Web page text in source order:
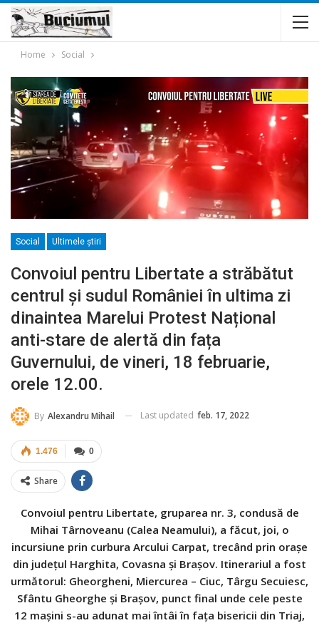
Home Social
Social Ultimele ştiri
Convoiul pentru Libertate a străbătut
centrul și sudul României în ultima zi
dinaintea Marelui Protest Național
anti-stare de alertă din fața
Guvernului, de vineri, 18 februarie,
orele 12.00.
By Alexandru Mihail Last updated feb. 17, 2022
0
1.476
Share
Convoiul pentru Libertate, gruparea nr. 3, condusă de
Mihai Târnoveanu (Calea Neamului), a făcut, joi, o
incursiune prin curbura Arcului Carpat, trecând prin orașe
din județul Harghita, Covasna și Brașov. Itinerariul a fost
următorul: Gheorgheni, Miercurea – Ciuc, Târgu Secuiesc,
Sfântu Gheorghe și Brașov, punct final unde cele peste
12 mașini s-au adunat mai întâi în fața bisericii din Triaj,